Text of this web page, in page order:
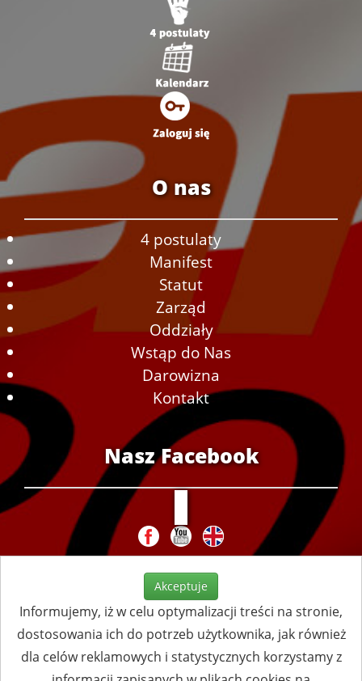
O nas
4 postulaty
Manifest
Statut
Zarząd
Oddziały
Wstąp do Nas
Darowizna
Kontakt
Nasz Facebook
Akceptuje
Informujemy, iż w celu optymalizacji treści na stronie,
dostosowania ich do potrzeb użytkownika, jak również
dla celów reklamowych i statystycznych korzystamy z